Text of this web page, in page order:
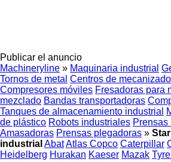
Publicar el anuncio
Machineryline » Maquinaria industrial
Tornos de metal Centros de mecanizado
Compresores móviles Fresadoras para
mezclado Bandas transportadoras
Tanques de almacenamiento industrial
de plástico Robots industriales
Amasadoras Prensas plegadoras »
industrial AbatAtlas Copco Caterpillar
Heidelberg Hurakan Kaeser Mazak